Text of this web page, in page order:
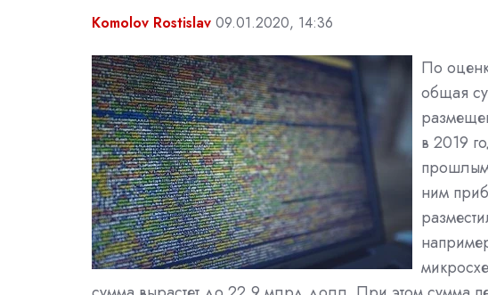
Komolov Rostislav 09.01.2020, 14:36
По
общая
в 2019
ним